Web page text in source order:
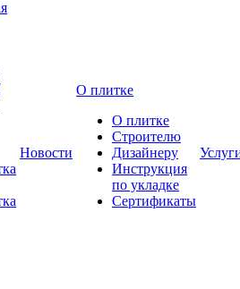
Новости
О плитке
О плитке
Строителю
Дизайнеру
Инструкция
по укладке
Сертификаты